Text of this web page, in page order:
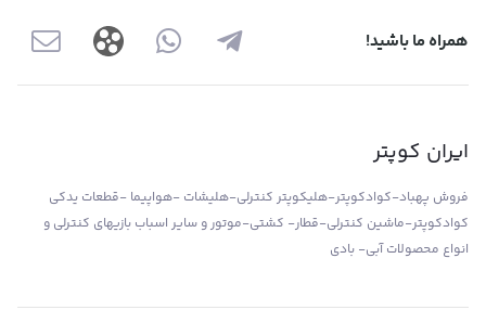
همراه ما باشید!
ایران کوپتر
فروش پهباد-کوادکوپتر-هلیکوپتر کنترلی-هلیشات -هواپیما -قطعات یدکی
کوادکوپتر-ماشین کنترلی-قطار- کشتی-موتور و سایر اسباب بازیهای کنترلی و
انواع محصولات آبی- بادی